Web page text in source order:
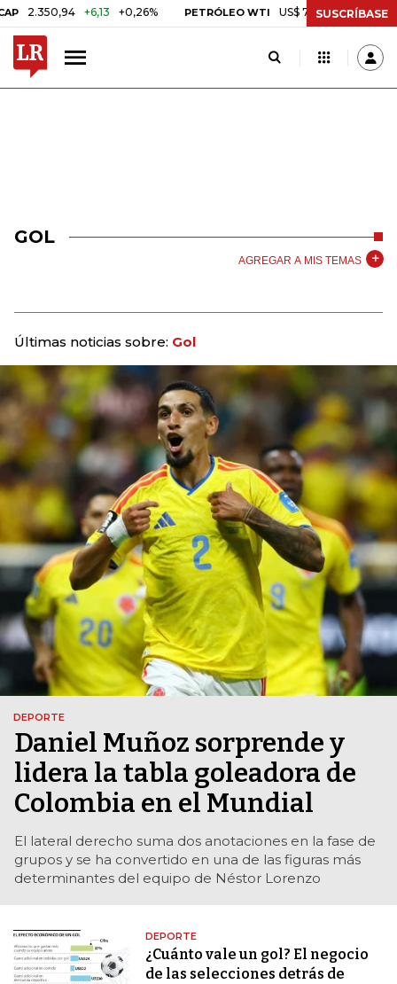
+6,13 +0,26% PETRÓLEO WTI US$ 78,01 US$ 2,92 +3,89%
SUSCRÍBASE
GOL
AGREGAR A MIS TEMAS
Últimas noticias sobre: Gol
DEPORTE
Daniel Muñoz sorprende y
lidera la tabla goleadora de
Colombia en el Mundial
El lateral derecho suma dos anotaciones en la fase de
grupos y se ha convertido en una de las figuras más
determinantes del equipo de Néstor Lorenzo
DEPORTE
¿Cuánto vale un gol? El negocio
de las selecciones detrás de